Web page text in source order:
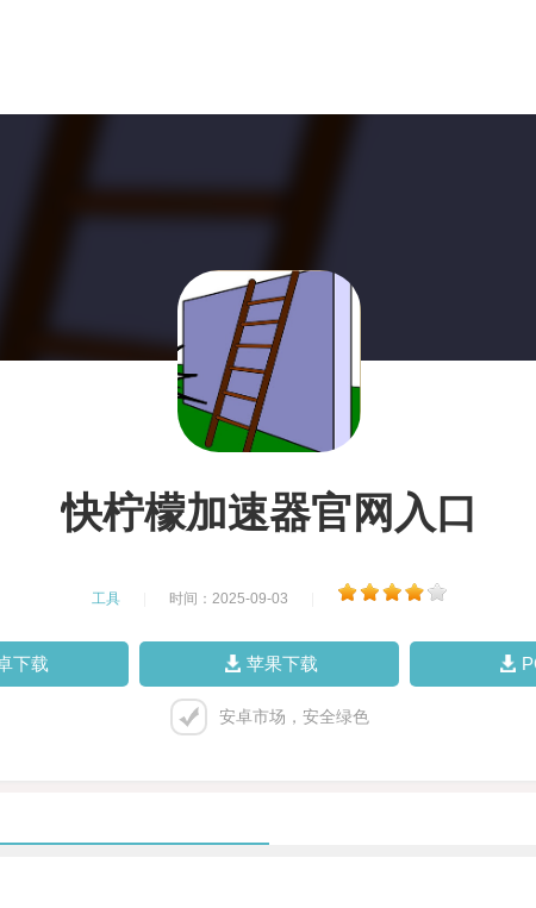
快柠檬加速器官网入口
工具 时间：2025-09-03
下载 苹果下载
安卓市场，安全绿色